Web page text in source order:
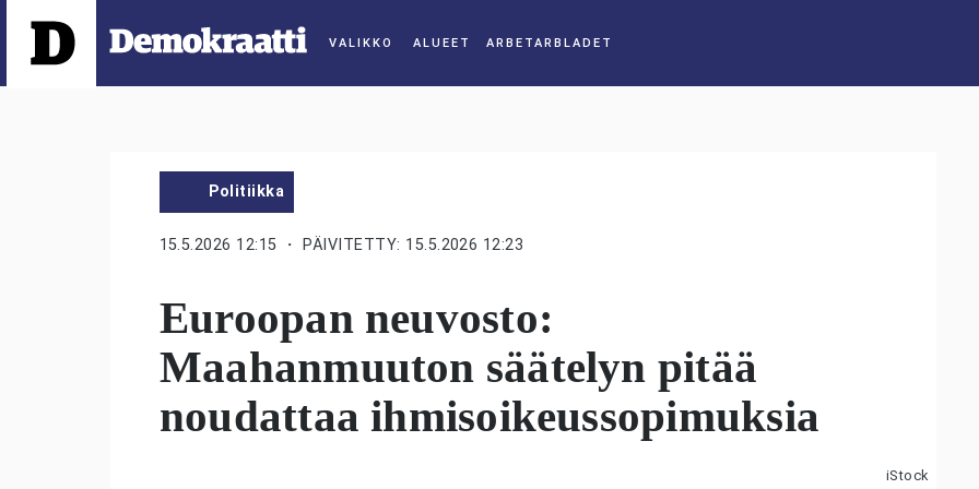
ALUEET
Politiikka
15.5.2026 12:15 ・ PÄIVITETTY: 15.5.2026 12:23
Euroopan neuvosto:
Maahanmuuton säätelyn pitää
noudattaa ihmisoikeussopimuksia
iStock